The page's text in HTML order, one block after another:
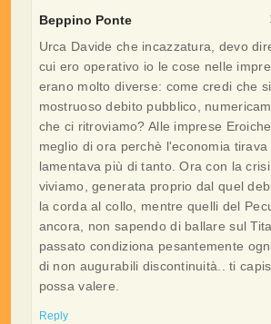
Beppino Ponte
Urca Davide che incazzatura, devo
cui ero operativo io le cose nelle
erano molto diverse: come credi che
mostruoso debito pubblico,
che ci ritroviamo? Alle imprese
meglio di ora perchè l'economia
lamentava più di tanto. Ora con la
viviamo, generata proprio dal quel
la corda al collo, mentre quelli del
ancora, non sapendo di ballare sul
passato condiziona pesantemente
di non augurabili discontinuità.. ti
possa valere.
Reply